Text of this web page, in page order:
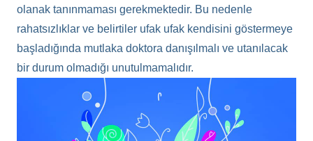
olanak tanınmaması gerekmektedir. Bu nedenle
rahatsızlıklar ve belirtiler ufak ufak kendisini göstermeye
başladığında mutlaka doktora danışılmalı ve utanılacak
bir durum olmadığı unutulmamalıdır.